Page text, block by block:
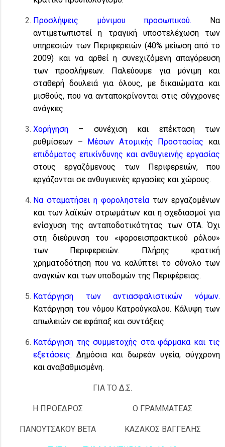
Προσλήψεις μόνιμου προσωπικού. Να
αντιμετωπιστεί η τραγική υποστελέχωση των
υπηρεσιών των Περιφερειών (40% μείωση από το
2009) και να αρθεί η συνεχιζόμενη απαγόρευση
των προσλήψεων. Παλεύουμε για μόνιμη και
σταθερή δουλειά για όλους, με δικαιώματα και
μισθούς, που να ανταποκρίνονται στις σύγχρονες
ανάγκες.
Χορήγηση – συνέχιση και επέκταση των
ρυθμίσεων – Μέσων Ατομικής Προστασίας και
επιδόματος επικίνδυνης και ανθυγιεινής εργασίας
στους εργαζόμενους των Περιφερειών, που
εργάζονται σε ανθυγιεινές εργασίες και χώρους.
Να σταματήσει η φοροληστείατων εργαζομένων
και των λαϊκών στρωμάτων και η σχεδιασμοί για
ενίσχυση της ανταποδοτικότητας των ΟΤΑ. Όχι
στη διεύρυνση του «φοροεισπρακτικού ρόλου»
των Περιφερειών. Πλήρης κρατική
χρηματοδότηση που να καλύπτει το σύνολο των
αναγκών και των υποδομών της Περιφέρειας.
Κατάργηση των αντιασφαλιστικών νόμων.
Κατάργηση του νόμου Κατρούγκαλου. Κάλυψη των
απωλειών σε εφάπαξ και συντάξεις.
Κατάργηση της συμμετοχής στα φάρμακα και τις
εξετάσεις. Δημόσια και δωρεάν υγεία, σύγχρονη
και αναβαθμισμένη.
ΓΙΑ ΤΟ Δ.Σ.
Η ΠΡΟΕΔΡΟΣ
ΠΑΝΟΥΤΣΑΚΟΥ ΒΕΤΑ
Ο ΓΡΑΜΜΑΤΕΑΣ
ΚΑΖΑΚΟΣ ΒΑΓΓΕΛΗΣ